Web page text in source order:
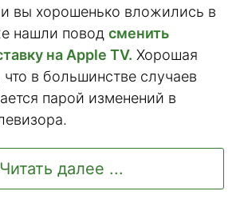
вы хорошенько вложились в
нашли повод сменить
на Apple TV. Хорошая
в большинстве случаев
парой изменений в
Читать далее ...